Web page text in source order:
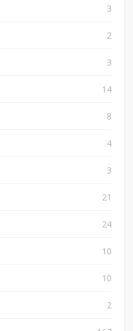
3
2
3
14
8
4
3
21
24
10
10
2